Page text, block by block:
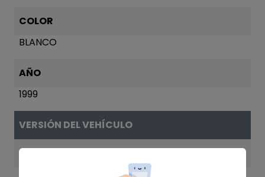
COLOR
BLANCO
AÑO
1999
VERSIÓN DEL VEHÍCULO
MOTOR